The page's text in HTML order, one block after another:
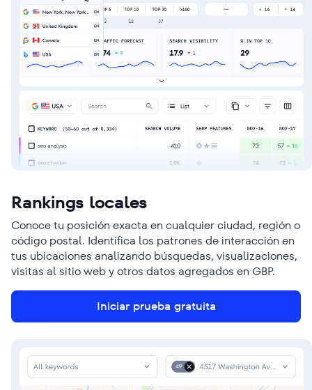
Rankings locales
Conoce tu posición exacta en cualquier ciudad, región o
código postal. Identifica los patrones de interacción en
tus ubicaciones analizando búsquedas, visualizaciones,
visitas al sitio web y otros datos agregados en GBP.
Iniciar prueba gratuita